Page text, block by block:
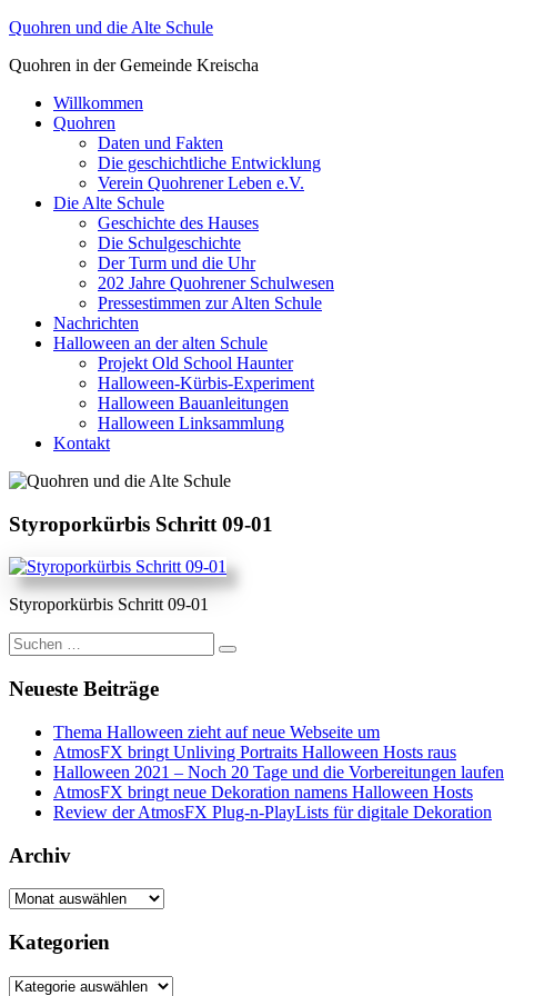
Zum
springen
Quohren und die Alte Schule
Quohren in der Gemeinde Kreischa
Willkommen
Quohren
Daten und Fakten
Die geschichtliche Entwicklung
Verein Quohrener Leben e.V.
Die Alte Schule
Geschichte des Hauses
Die Schulgeschichte
Der Turm und die Uhr
202 Jahre Quohrener Schulwesen
Pressestimmen zur Alten Schule
Nachrichten
Halloween an der alten Schule
Projekt Old School Haunter
Halloween-Kürbis-Experiment
Halloween Bauanleitungen
Halloween Linksammlung
Kontakt
Styroporkürbis Schritt 09-01
Styroporkürbis Schritt 09-01
Suche
nach:
Neueste Beiträge
Thema Halloween zieht auf neue Webseite um
AtmosFX bringt Unliving Portraits Halloween Hosts raus
Halloween 2021 – Noch 20 Tage und die Vorbereitungen laufen
AtmosFX bringt neue Dekoration namens Halloween Hosts
Review der AtmosFX Plug-n-PlayLists für digitale Dekoration
Archiv
Archiv
Kategorien
Kategorien